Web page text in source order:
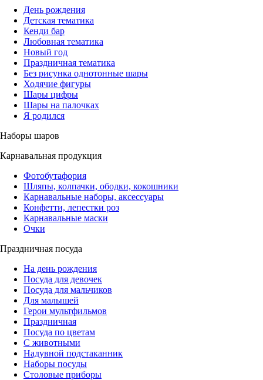
День рождения
Детская тематика
Кенди бар
Любовная тематика
Новый год
Праздничная тематика
Без рисунка однотонные шары
Ходячие фигуры
Шары цифры
Шары на палочках
Я родился
Наборы шаров
Карнавальная продукция
Фотобутафория
Шляпы, колпачки, ободки, кокошники
Карнавальные наборы, аксессуары
Конфетти, лепестки роз
Карнавальные маски
Очки
Праздничная посуда
На день рождения
Посуда для девочек
Посуда для мальчиков
Для малышей
Герои мультфильмов
Праздничная
Посуда по цветам
С животными
Надувной подстаканник
Наборы посуды
Столовые приборы